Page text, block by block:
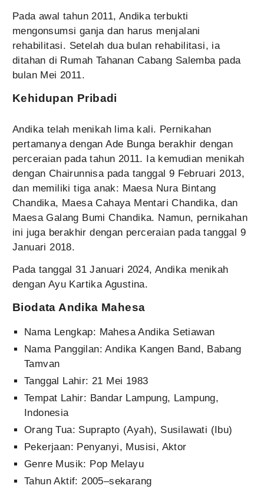
Pada awal tahun 2011, Andika terbukti
mengonsumsi ganja dan harus menjalani
rehabilitasi. Setelah dua bulan rehabilitasi, ia
ditahan di Rumah Tahanan Cabang Salemba pada
bulan Mei 2011.
Kehidupan Pribadi
Andika telah menikah lima kali. Pernikahan
pertamanya dengan Ade Bunga berakhir dengan
perceraian pada tahun 2011. Ia kemudian menikah
dengan Chairunnisa pada tanggal 9 Februari 2013,
dan memiliki tiga anak: Maesa Nura Bintang
Chandika, Maesa Cahaya Mentari Chandika, dan
Maesa Galang Bumi Chandika. Namun, pernikahan
ini juga berakhir dengan perceraian pada tanggal 9
Januari 2018.
Pada tanggal 31 Januari 2024, Andika menikah
dengan Ayu Kartika Agustina.
Biodata Andika Mahesa
Nama Lengkap: Mahesa Andika Setiawan
Nama Panggilan: Andika Kangen Band, Babang
Tamvan
Tanggal Lahir: 21 Mei 1983
Tempat Lahir: Bandar Lampung, Lampung,
Indonesia
Orang Tua: Suprapto (Ayah), Susilawati (Ibu)
Pekerjaan: Penyanyi, Musisi, Aktor
Genre Musik: Pop Melayu
Tahun Aktif: 2005–sekarang